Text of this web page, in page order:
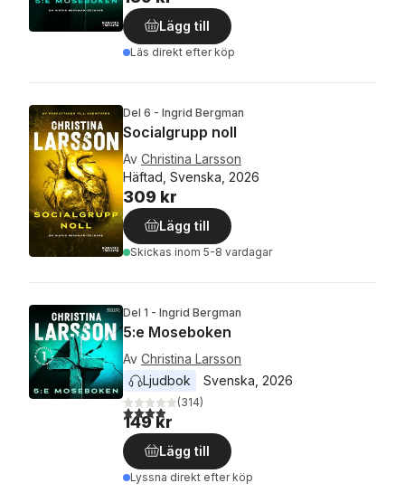
Lägg till
Läs direkt efter köp
Del 6 - Ingrid Bergman
Socialgrupp noll
Av Christina Larsson
Häftad, Svenska, 2026
309 kr
Lägg till
Skickas inom 5-8 vardagar
Del 1 - Ingrid Bergman
5:e Moseboken
Av Christina Larsson
Ljudbok
Svenska 2026
3,9utav 5 stjärnor. Totalt antal röster:
(314)
149 kr
Lägg till
Lyssna direkt efter köp